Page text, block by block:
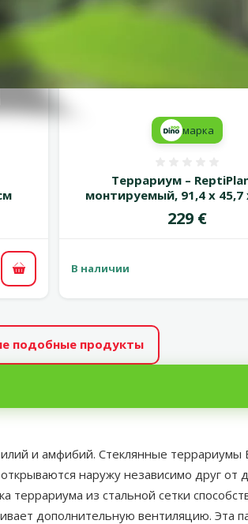
В корзину
Террариум –
монтируемый, 91,4 x 45,7
Цена
229 €
марка
В наличии
подобные продукты
и амфибий. Стеклянные террариумы
наружу независимо друг от
из стальной сетки
дополнительную вентиляцию.